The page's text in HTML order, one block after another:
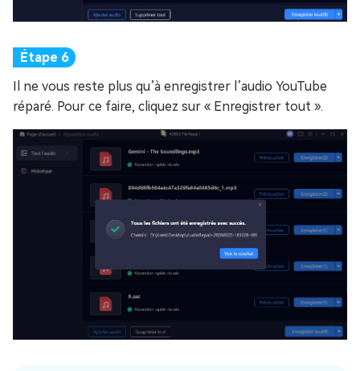
Il ne vous reste plus qu’à enregistrer l’audio YouTube
réparé. Pour ce faire, cliquez sur « Enregistrer tout ».